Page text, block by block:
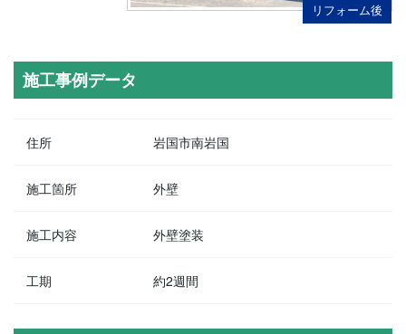
リフォーム後
施工事例データ
住所 岩国市南岩国
施工箇所 外壁
施工内容 外壁塗装
工期 約2週間